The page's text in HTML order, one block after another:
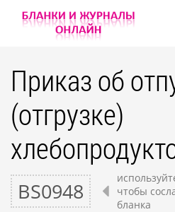
Приказ об
(отгрузке)
BS0948
чтобы
бланка